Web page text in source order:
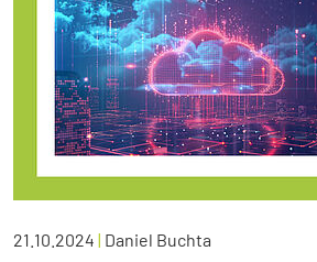
21.10.2024 | Daniel Buchta